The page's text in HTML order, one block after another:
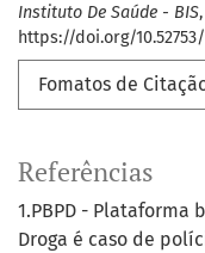
Instituto De Saúde - BIS,
https://doi.org/
Fomatos de
Referências
1.PBPD - Plataforma
Droga é caso de